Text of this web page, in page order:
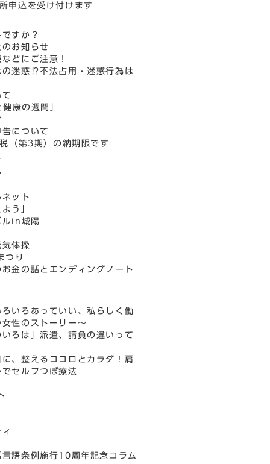
申込を受け付けます
すか？
お知らせ
どにご注意！
迷惑⁉不法占用・迷惑行為は
康の週間」
について
（第3期）の納期限です
ット
う」
ルin城陽
体操
つり
金の話とエンディングノート
いろあっていい、私らしく働
性のストーリー～
ろは」派遣、請負の違いって
、整えるココロとカラダ！肩
セルフつぼ療法
語条例施行10周年記念コラム